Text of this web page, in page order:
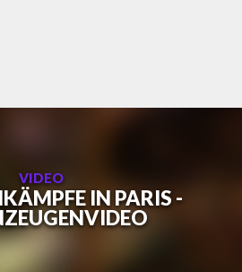
VIDEO
IN PARIS - A